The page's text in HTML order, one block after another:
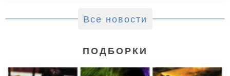
Все новости
ПОДБОРКИ